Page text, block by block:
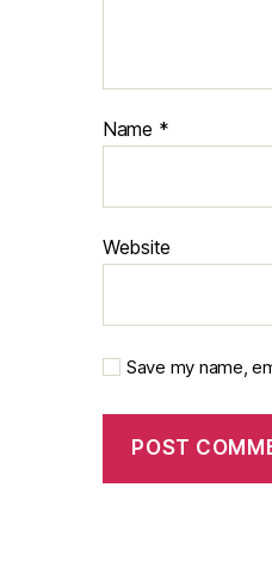
Name *
Website
Save my name,